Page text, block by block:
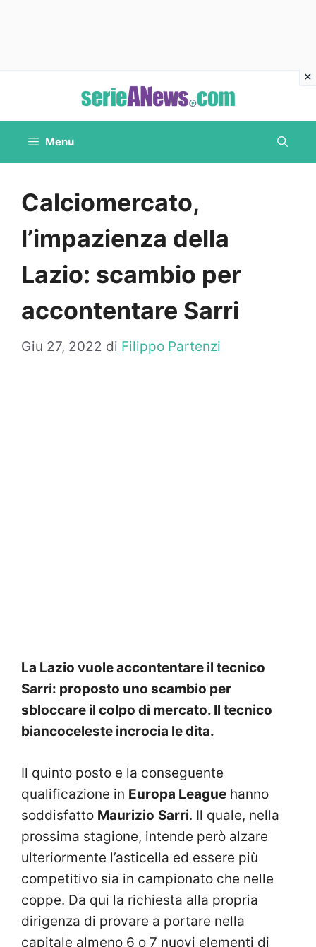
contenuto
Menu
Calciomercato,
l’impazienza della
Lazio: scambio per
accontentare Sarri
Giu 27, 2022 di Filippo Partenzi
La Lazio vuole accontentare il tecnico
Sarri: proposto uno scambio per
sbloccare il colpo di mercato. Il tecnico
biancoceleste incrocia le dita.
Il quinto posto e la conseguente
qualificazione in Europa League hanno
soddisfatto Maurizio Sarri. Il quale, nella
prossima stagione, intende però alzare
ulteriormente l’asticella ed essere più
competitivo sia in campionato che nelle
coppe. Da qui la richiesta alla propria
dirigenza di provare a portare nella
capitale almeno 6 o 7 nuovi elementi di